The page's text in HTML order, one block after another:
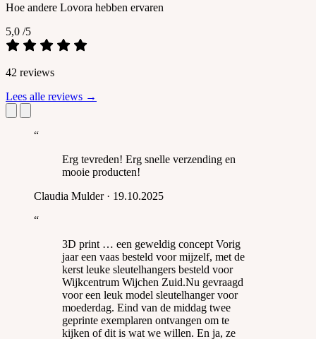
Hoe andere Lovora hebben ervaren
5,0 /5
42 reviews
Lees alle reviews →
“
Erg tevreden! Erg snelle verzending en
mooie producten!
Claudia Mulder· 19.10.2025
“
3D print … een geweldig concept Vorig
jaar een vaas besteld voor mijzelf, met de
kerst leuke sleutelhangers besteld voor
Wijkcentrum Wijchen Zuid.Nu gevraagd
voor een leuk model sleutelhanger voor
moederdag. Eind van de middag twee
geprinte exemplaren ontvangen om te
kijken of dit is wat we willen. En ja, ze